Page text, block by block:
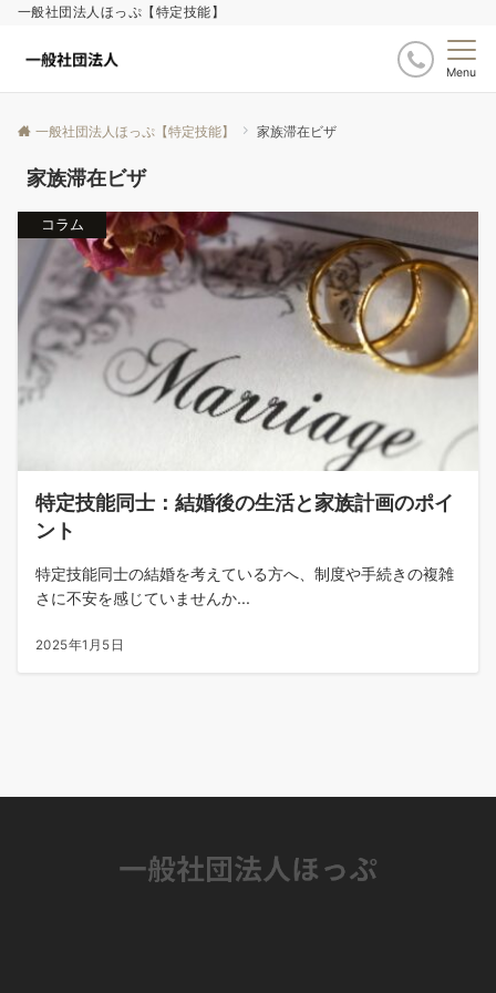
一般社団法人ほっぷ【特定技能】
Menu
一般社団法人ほっぷ【特定技能】 家族滞在ビザ
家族滞在ビザ
コラム
特定技能同士：結婚後の生活と家族計画のポイ
ント
特定技能同士の結婚を考えている方へ、制度や手続きの複雑
さに不安を感じていませんか...
2025年1月5日